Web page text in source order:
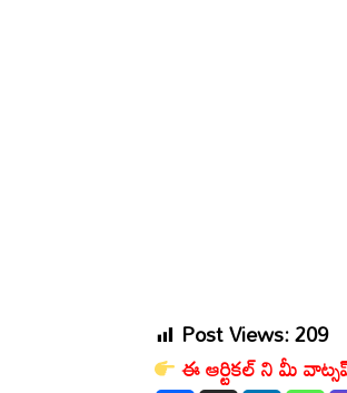
Post Views:209
ఈ ఆర్టికల్ ని మీ